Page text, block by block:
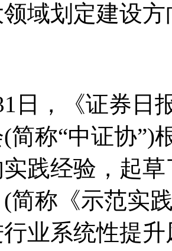
划定建设方
，《证券日报
简称“中证协”)
践经验，起
简称《示范实
行业系统性提